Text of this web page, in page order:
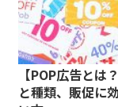
【POP広告とは
と種類、販促に